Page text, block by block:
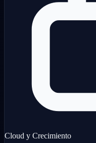
Cloud y Crecimiento